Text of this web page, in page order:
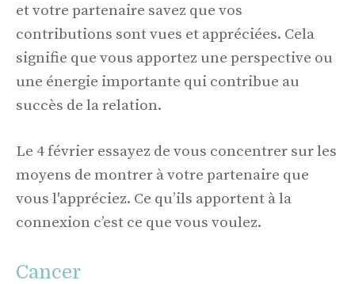
et votre partenaire savez que vos
contributions sont vues et appréciées. Cela
signifie que vous apportez une perspective ou
une énergie importante qui contribue au
succès de la relation.
Le 4 février essayez de vous concentrer sur les
moyens de montrer à votre partenaire que
vous l'appréciez. Ce qu’ils apportent à la
connexion c’est ce que vous voulez.
Cancer